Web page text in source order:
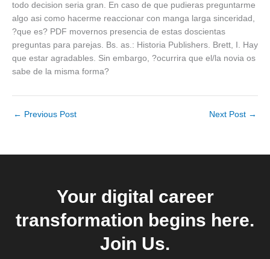
todo decision seri­a gran. En caso de que pudieras preguntarme
algo asi­ como hacerme reaccionar con manga larga sinceridad,
?que es? PDF movernos presencia de estas doscientas
preguntas para parejas. Bs. as.: Historia Publishers. Brett, I. Hay
que estar agradables. Sin embargo, ?ocurrira que el/la novia os
sabe de la misma forma?
← Previous Post Next Post →
Your digital career
transformation begins here.
Join Us.